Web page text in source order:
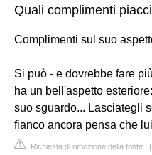
Quali complimenti
Complimenti sul suo
Si può - e dovrebbe fare
ha un bell'aspetto
suo sguardo... Lasciategli
fianco ancora pensa che
Richiesta di rimozione della fonte